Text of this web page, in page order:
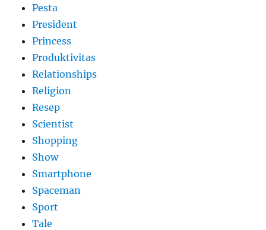
Pesta
President
Princess
Produktivitas
Relationships
Religion
Resep
Scientist
Shopping
Show
Smartphone
Spaceman
Sport
Tale